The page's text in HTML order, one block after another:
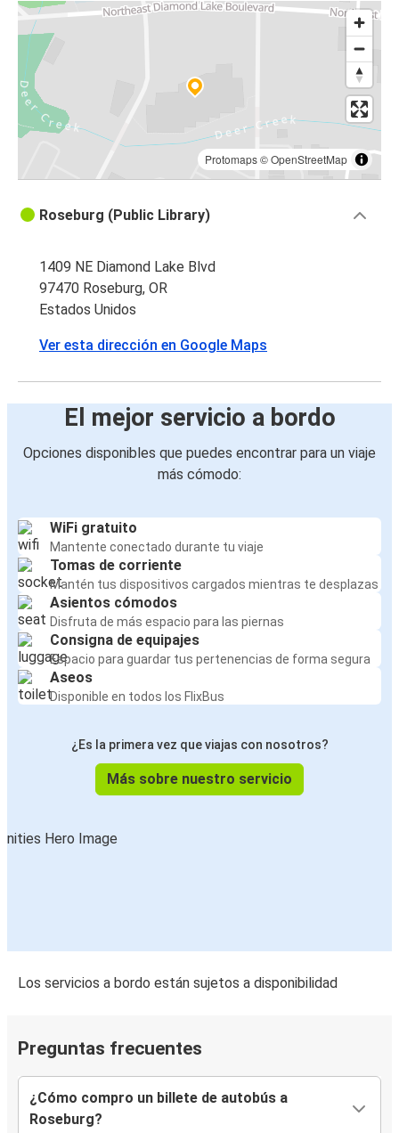
Protomaps©OpenStreetMap
Roseburg (Public Library)
1409 NE Diamond Lake Blvd
97470 Roseburg, OR
Estados Unidos
Ver esta dirección en Google Maps
El mejor servicio a bordo
Opciones disponibles que puedes encontrar para un viaje
más cómodo:
WiFi gratuito
Mantente conectado durante tu viaje
Tomas de corriente
Mantén tus dispositivos cargados mientras te desplazas
Asientos cómodos
Disfruta de más espacio para las piernas
Consigna de equipajes
Espacio para guardar tus pertenencias de forma segura
Aseos
Disponible en todos los FlixBus
¿Es la primera vez que viajas con nosotros?
Más sobre nuestro servicio
Los servicios a bordo están sujetos a disponibilidad
Preguntas frecuentes
¿Cómo compro un billete de autobús a
Roseburg?